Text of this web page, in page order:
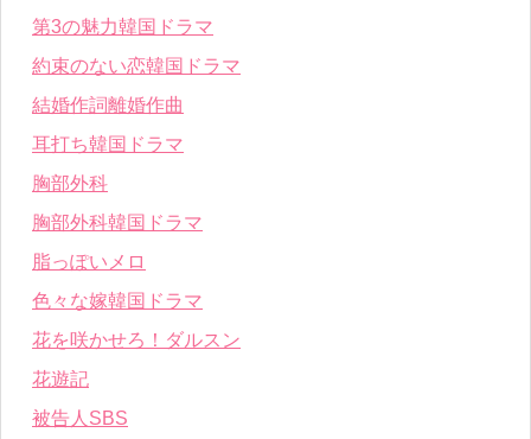
第3の魅力韓国ドラマ
約束のない恋韓国ドラマ
結婚作詞離婚作曲
耳打ち韓国ドラマ
胸部外科
胸部外科韓国ドラマ
脂っぽいメロ
色々な嫁韓国ドラマ
花を咲かせろ！ダルスン
花遊記
被告人SBS